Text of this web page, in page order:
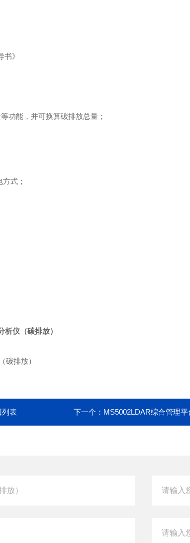
》
功能，并可换算碳排放总量；
式；
析仪（碳排放）
列表 下一个： MS5002LDAR综合管理平